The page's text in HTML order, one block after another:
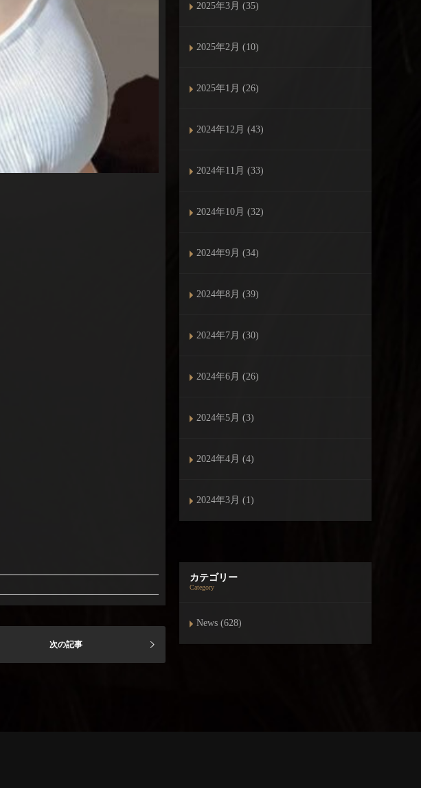
次の記事
2025年3月 (35)
2025年2月 (10)
2025年1月 (26)
2024年12月 (43)
2024年11月 (33)
2024年10月 (32)
2024年9月 (34)
2024年8月 (39)
2024年7月 (30)
2024年6月 (26)
2024年5月 (3)
2024年4月 (4)
2024年3月 (1)
カテゴリー
Category
News (628)